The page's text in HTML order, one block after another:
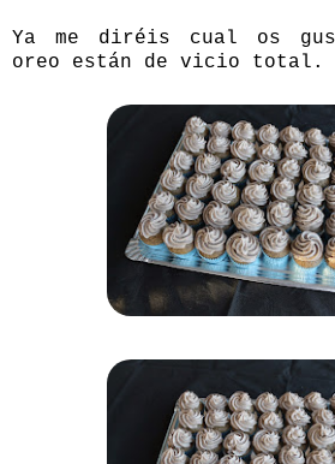
Ya me diréis cual os
oreo están de vicio total.